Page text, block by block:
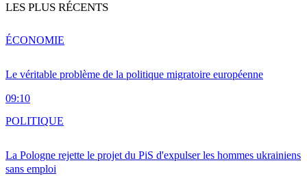
LES PLUS RÉCENTS
Le véritable problème de la politique migratoire européenne
09:10
ÉCONOMIE
La Pologne rejette le projet du PiS d'expulser les hommes ukrainiens
sans emploi
POLITIQUE